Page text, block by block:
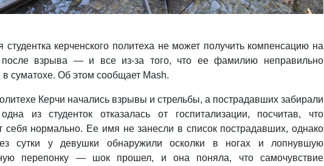
студентка керченского политеха не может получить компенсацию на
после взрыва — и все из-за того, что ее фамилию неправильно
в суматохе. Об этом сообщает Mash.
Керчи начались взрывы и стрельбы, а пострадавших забирали
из студенток отказалась от госпитализации, посчитав, что
себя нормально. Ее имя не занесли в список пострадавших, однако
сутки у девушки обнаружили осколки в ногах и лопнувшую
перепонку — шок прошел, и она поняла, что самочувствие